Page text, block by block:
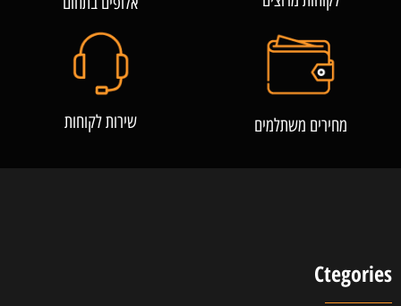
מחירים משתלמים שירות לקוחות
Ctegories